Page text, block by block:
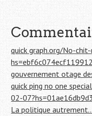
quick graph.org/No-
gouvernement otage
quick ping no one
02-
La politique